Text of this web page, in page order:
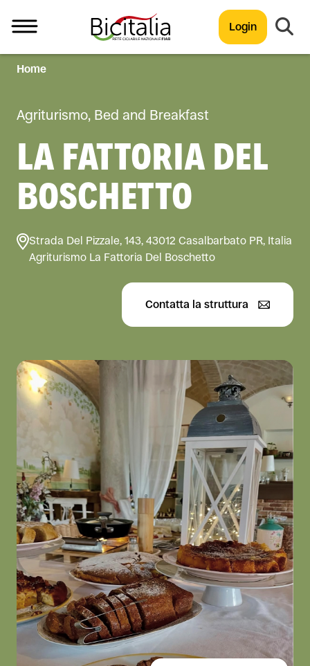
Login
TUTTO
Home
Agriturismo, Bed and Breakfast
LA FATTORIA DEL
BOSCHETTO
Strada Del Pizzale, 143, 43012 Casalbarbato PR, Italia
Agriturismo La Fattoria Del Boschetto
Contatta la struttura